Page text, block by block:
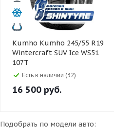
Kumho Kumho 245/55 R19
Wintercraft SUV Ice WS51
107T
Есть в наличии (32)
16 500 руб.
Подобрать по модели авто: